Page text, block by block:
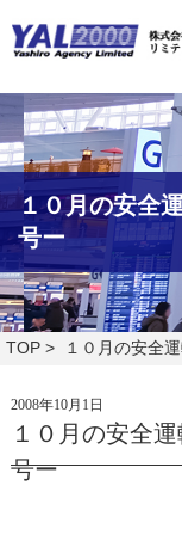
１０月の安全
号ー
TOP > １０月の安全
2008年10月1日
１０月の安全
号ー